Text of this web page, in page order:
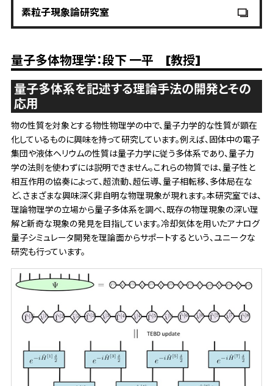
素粒子現象論研究室
量子多体物理学：段下 一平 [教授]
量子多体系を記述する理論手法の開発とその
応用
物の性質を対象とする物性物理学の中で、量子力学的な性質が顕在
化しているものに興味を持って研究しています。例えば、固体中の電子
集団や液体ヘリウムの性質は量子力学に従う多体系であり、量子力
学の法則を使わずには説明できません。これらの物質では、量子性と
相互作用の協奏によって、超流動、超伝導、量子相転移、多体局在な
ど、さまざまな興味深く非自明な物理現象が現れます。本研究室では、
理論物理学の立場から量子多体系を調べ、既存の物理現象の深い理
解と新奇な現象の発見を目指しています。冷却気体を用いたアナログ
量子シミュレータ開発を理論面からサポートするという、ユニークな
研究も行っています。